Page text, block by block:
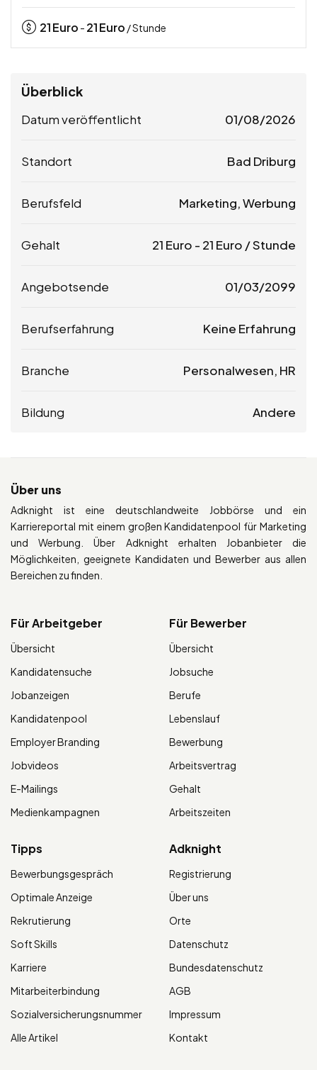
21Euro - 21Euro / Stunde
Überblick
Datum veröffentlicht 01/08/2026
Standort Bad Driburg
Berufsfeld Marketing, Werbung
Gehalt 21 Euro - 21 Euro / Stunde
Angebotsende 01/03/2099
Berufserfahrung Keine Erfahrung
Branche Personalwesen, HR
Bildung Andere
Über uns
Adknight ist eine deutschlandweite Jobbörse und ein
Karriereportal mit einem großen Kandidatenpool für Marketing
und Werbung. Über Adknight erhalten Jobanbieter die
Möglichkeiten, geeignete Kandidaten und Bewerber aus allen
Bereichen zu finden.
Für Arbeitgeber
Übersicht
Kandidatensuche
Jobanzeigen
Kandidatenpool
Employer Branding
Jobvideos
E-Mailings
Medienkampagnen
Für Bewerber
Übersicht
Jobsuche
Berufe
Lebenslauf
Bewerbung
Arbeitsvertrag
Gehalt
Arbeitszeiten
Tipps
Bewerbungsgespräch
Optimale Anzeige
Rekrutierung
Soft Skills
Karriere
Mitarbeiterbindung
Sozialversicherungsnummer
Alle Artikel
Adknight
Registrierung
Über uns
Orte
Datenschutz
Bundesdatenschutz
AGB
Impressum
Kontakt